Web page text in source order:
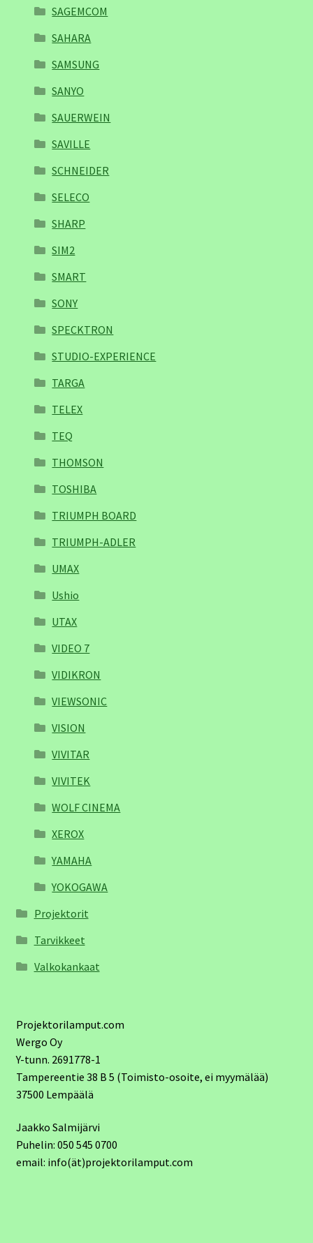
SAGEMCOM
SAHARA
SAMSUNG
SANYO
SAUERWEIN
SAVILLE
SCHNEIDER
SELECO
SHARP
SIM2
SMART
SONY
SPECKTRON
STUDIO-EXPERIENCE
TARGA
TELEX
TEQ
THOMSON
TOSHIBA
TRIUMPH BOARD
TRIUMPH-ADLER
UMAX
Ushio
UTAX
VIDEO 7
VIDIKRON
VIEWSONIC
VISION
VIVITAR
VIVITEK
WOLF CINEMA
XEROX
YAMAHA
YOKOGAWA
Projektorit
Tarvikkeet
Valkokankaat
Projektorilamput.com
Wergo Oy
Y-tunn. 2691778-1
Tampereentie 38 B 5 (Toimisto-osoite, ei myymälää)
37500 Lempäälä
Jaakko Salmijärvi
Puhelin: 050 545 0700
email: info(ät)projektorilamput.com